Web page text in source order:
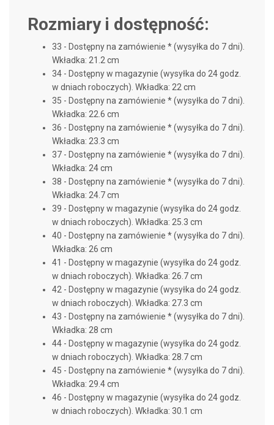
Rozmiary i dostępność:
33 - Dostępny na zamówienie * (wysyłka do 7 dni).
Wkładka: 21.2 cm
34 - Dostępny w magazynie (wysyłka do 24 godz.
w dniach roboczych). Wkładka: 22 cm
35 - Dostępny na zamówienie * (wysyłka do 7 dni).
Wkładka: 22.6 cm
36 - Dostępny na zamówienie * (wysyłka do 7 dni).
Wkładka: 23.3 cm
37 - Dostępny na zamówienie * (wysyłka do 7 dni).
Wkładka: 24 cm
38 - Dostępny na zamówienie * (wysyłka do 7 dni).
Wkładka: 24.7 cm
39 - Dostępny w magazynie (wysyłka do 24 godz.
w dniach roboczych). Wkładka: 25.3 cm
40 - Dostępny na zamówienie * (wysyłka do 7 dni).
Wkładka: 26 cm
41 - Dostępny w magazynie (wysyłka do 24 godz.
w dniach roboczych). Wkładka: 26.7 cm
42 - Dostępny w magazynie (wysyłka do 24 godz.
w dniach roboczych). Wkładka: 27.3 cm
43 - Dostępny na zamówienie * (wysyłka do 7 dni).
Wkładka: 28 cm
44 - Dostępny w magazynie (wysyłka do 24 godz.
w dniach roboczych). Wkładka: 28.7 cm
45 - Dostępny na zamówienie * (wysyłka do 7 dni).
Wkładka: 29.4 cm
46 - Dostępny w magazynie (wysyłka do 24 godz.
w dniach roboczych). Wkładka: 30.1 cm